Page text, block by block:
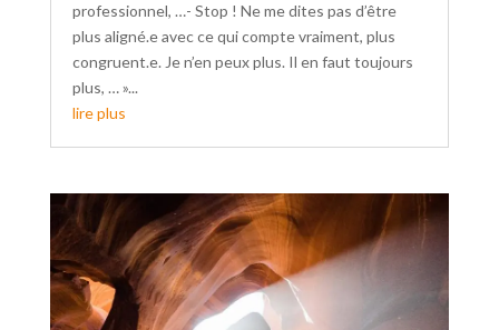
professionnel, …- Stop ! Ne me dites pas d’être
plus aligné.e avec ce qui compte vraiment, plus
congruent.e. Je n’en peux plus. Il en faut toujours
plus, … »...
lire plus